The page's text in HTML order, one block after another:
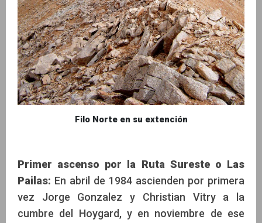
Filo Norte en su extención
Primer ascenso por la Ruta Sureste o Las
Pailas: En abril de 1984 ascienden por primera
vez Jorge Gonzalez y Christian Vitry a la
cumbre del Hoygard, y en noviembre de ese